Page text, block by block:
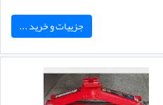
جزییات و خرید ...